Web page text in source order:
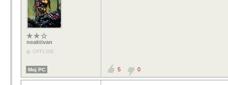
neaktivan
OFFLINE
Moj PC 5 0